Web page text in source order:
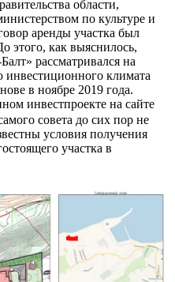
области,
по культуре и
аренды участка был
этого, как выяснилось,
рассматривался на
инвестиционного климата
в ноябре 2019 года.
инвестпроекте на сайте
совета до сих пор не
условия получения
участка в